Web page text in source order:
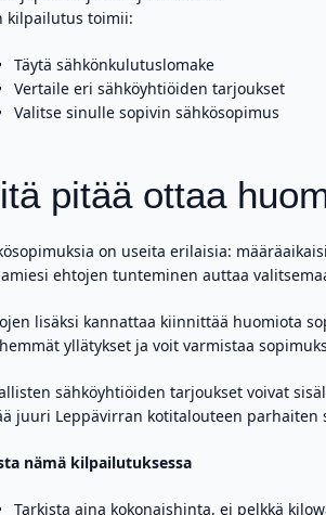
kilpailutus toimii:
Täytä sähkönkulutuslomake
Vertaile eri sähköyhtiöiden tarjoukset
Valitse sinulle sopivin sähkösopimus
pitää ottaa
on useita erilaisia:
ehtojen tunteminen auttaa
lisäksi kannattaa kiinnittää huomiota
yllätykset ja voit varmistaa
sähköyhtiöiden tarjoukset voivat
juuri Leppävirran kotitalouteen parhaiten
nämä kilpailutuksessa
Tarkista aina kokonaishinta, ei pelkkä